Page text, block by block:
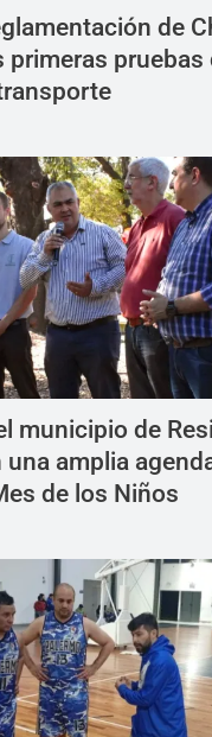
de
primeras pruebas
municipio de
amplia
de los Niños